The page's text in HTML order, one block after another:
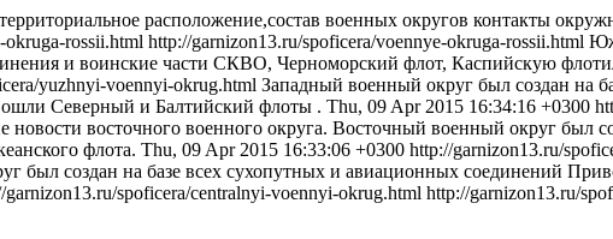
расположение,состав военных округов контакты
rossii.html http://garnizon13.ru/spoficera/voennye-okruga-rossii.html
и воинские части СКВО, Черноморский флот, Каспийскую
yuzhnyi-voennyi-okrug.html Западный военный округ был создан на
Северный и Балтийский флоты . Thu, 09 Apr 2015 16:34:16 +0300
новости восточного военного округа. Восточный военный округ был
флота. Thu, 09 Apr 2015 16:33:06 +0300 http://garnizon13.ru/
был создан на базе всех сухопутных и авиационных соединений
garnizon13.ru/spoficera/centralnyi-voennyi-okrug.html http://garnizon13.ru/